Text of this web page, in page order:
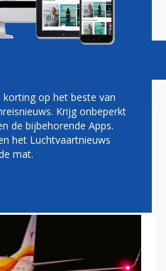
Vacatures
(SLM)
NAAR
op het beste van
Krijg onbeperkt
de bijbehorende Apps.
het Luchtvaartnieuws
mat.